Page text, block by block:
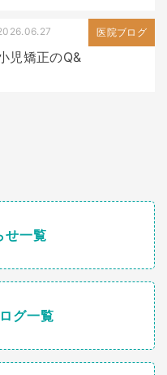
医院ブログ
児矯正のQ&
せ一覧
グ一覧